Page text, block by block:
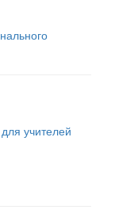
учителей